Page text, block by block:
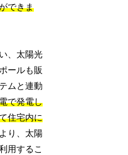
できま
、太陽光
ールも販
ムと連動
で発電し
住宅内に
り、太陽
用するこ